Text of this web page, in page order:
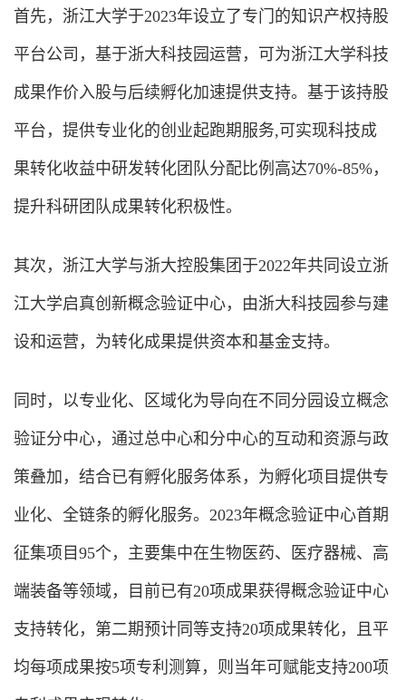
首先，浙江大学于2023年设立了专门的知识产权持股
平台公司，基于浙大科技园运营，可为浙江大学科技
成果作价入股与后续孵化加速提供支持。基于该持股
平台，提供专业化的创业起跑期服务,可实现科技成
果转化收益中研发转化团队分配比例高达70%-85%，
提升科研团队成果转化积极性。
其次，浙江大学与浙大控股集团于2022年共同设立浙
江大学启真创新概念验证中心，由浙大科技园参与建
设和运营，为转化成果提供资本和基金支持。
同时，以专业化、区域化为导向在不同分园设立概念
验证分中心，通过总中心和分中心的互动和资源与政
策叠加，结合已有孵化服务体系，为孵化项目提供专
业化、全链条的孵化服务。2023年概念验证中心首期
征集项目95个，主要集中在生物医药、医疗器械、高
端装备等领域，目前已有20项成果获得概念验证中心
支持转化，第二期预计同等支持20项成果转化，且平
均每项成果按5项专利测算，则当年可赋能支持200项